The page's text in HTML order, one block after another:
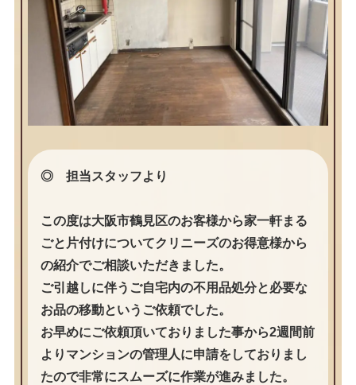
◎ 担当スタッフより
この度は大阪市鶴見区のお客様から家一軒まる
ごと片付けについてクリニーズのお得意様から
の紹介でご相談いただきました。
ご引越しに伴うご自宅内の不用品処分と必要な
お品の移動というご依頼でした。
お早めにご依頼頂いておりました事から2週間前
よりマンションの管理人に申請をしておりまし
たので非常にスムーズに作業が進みました。